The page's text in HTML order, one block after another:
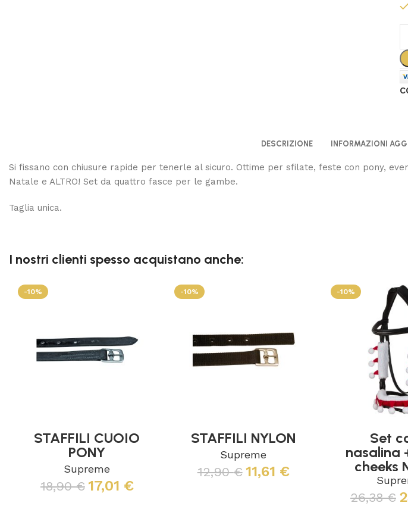
DESCRIZIONE INFORMAZIONI
Si fissano con chiusure rapide per tenerle al sicuro. Ottime per sfilate, feste con pony,
Natale e ALTRO! Set da quattro fasce per le gambe.
Taglia unica.
I nostri clienti spesso acquistano anche:
-10%
STAFFILI CUOIO
PONY
Supreme
18,90€ 17,01 €
-10%
STAFFILI NYLON
Supreme
12,90€ 11,61 €
-10%
Set
nasalina
cheeks
26,38€